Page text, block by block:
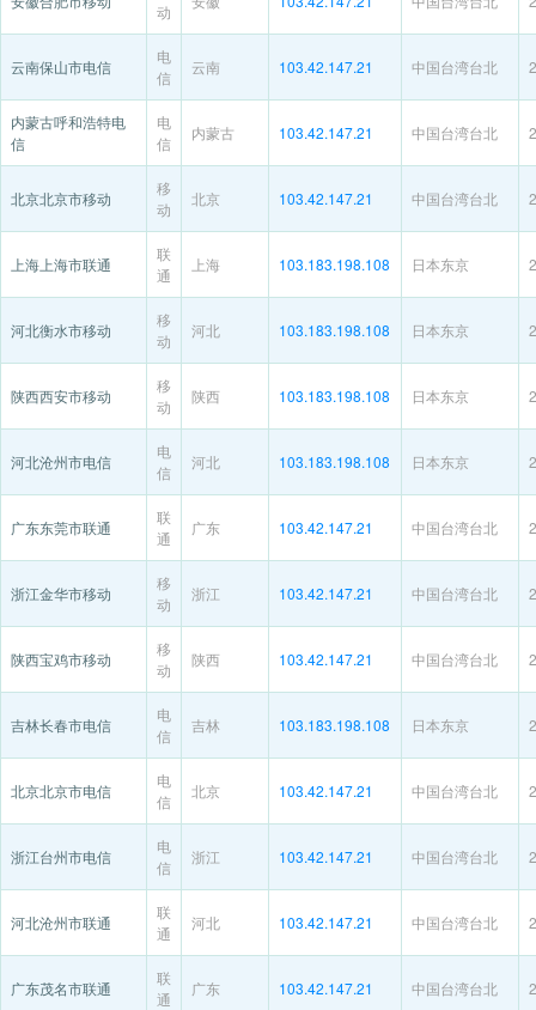
动
云南保山市电信
电
信
云南 103.42.147.21 中国台湾台北
内蒙古呼和浩特电
信
电
信
内蒙古 103.42.147.21 中国台湾台北
北京北京市移动
移
动
北京 103.42.147.21 中国台湾台北
上海上海市联通
联
通
上海 103.183.198.108 日本东京
河北衡水市移动
移
动
河北 103.183.198.108 日本东京
陕西西安市移动
移
动
陕西 103.183.198.108 日本东京
河北沧州市电信
电
信
河北 103.183.198.108 日本东京
广东东莞市联通
联
通
广东 103.42.147.21 中国台湾台北
浙江金华市移动
移
动
浙江 103.42.147.21 中国台湾台北
陕西宝鸡市移动
移
动
陕西 103.42.147.21 中国台湾台北
吉林长春市电信
电
信
吉林 103.183.198.108 日本东京
北京北京市电信
电
信
北京 103.42.147.21 中国台湾台北
浙江台州市电信
电
信
浙江 103.42.147.21 中国台湾台北
河北沧州市联通
联
通
河北 103.42.147.21 中国台湾台北
广东茂名市联通
联
通
广东 103.42.147.21 中国台湾台北